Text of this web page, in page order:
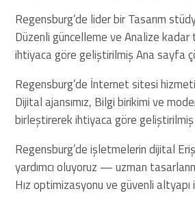
Regensburg’de lider bir Tasarım
Düzenli güncelleme ve Analize
ihtiyaca göre geliştirilmiş Ana sayfa
Regensburg’de İnternet sitesi
Dijital ajansımız, Bilgi birikimi ve
birleştirerek ihtiyaca göre
Regensburg’de işletmelerin dijital
yardımcı oluyoruz — uzman
Hız optimizasyonu ve güvenli altyapı